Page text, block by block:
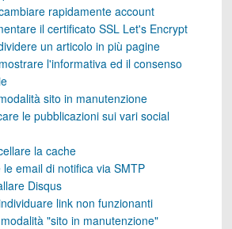
rapidamente account
il certificato SSL Let's Encrypt
un articolo in più pagine
l'informativa ed il consenso
sito in manutenzione
le pubblicazioni sui vari social
la cache
email di notifica via SMTP
Disqus
link non funzionanti
"sito in manutenzione"